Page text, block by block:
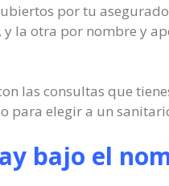
por tu
otra por nombre y
las consultas que
para elegir a un
bajo el